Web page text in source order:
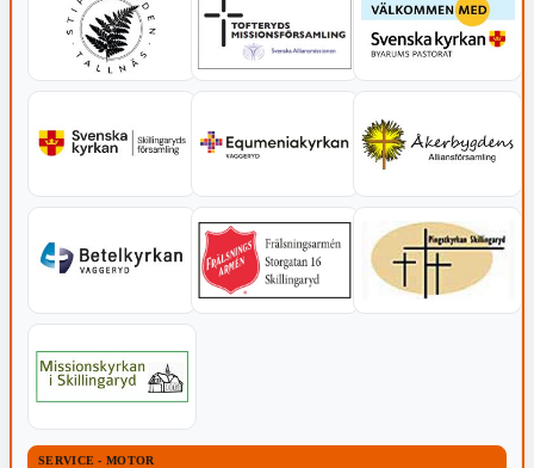
SERVICE - MOTOR